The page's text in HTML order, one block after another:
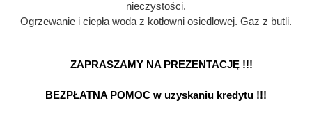
nieczystości.
Ogrzewanie i ciepła woda z kotłowni osiedlowej. Gaz z butli.
ZAPRASZAMY NA PREZENTACJĘ !!!
BEZPŁATNA POMOC w uzyskaniu kredytu !!!